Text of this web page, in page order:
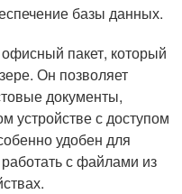
базы данных.
пакет, который
Он позволяет
документы,
устройстве с доступом
удобен для
с файлами из